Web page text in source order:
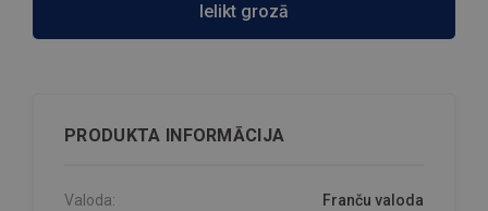
Ielikt grozā
PRODUKTA INFORMĀCIJA
Valoda: Franču valoda